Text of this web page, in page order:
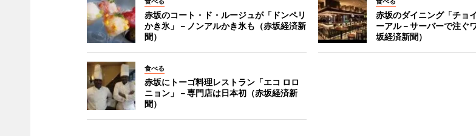
赤坂のコート・ド・ルージュが「ドンペリ
かき氷」－ノンアルかき氷も（赤坂経済新
聞）
赤坂のダイニング「チョ
ーアル－サーバーで注ぐ
坂経済新聞）
食べる
赤坂にトーゴ料理レストラン「エコ ロロ
ニョン」－専門店は日本初（赤坂経済新
聞）